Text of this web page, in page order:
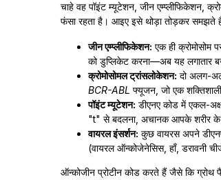
चाहे वह पॉइंट म्यूटेशन, जीन एम्प्लीफिकेशन,
फंसा रहता है। आइए इसे थोड़ा तोड़कर समझते
जीन एम्प्लीफिकेशन: एक ही क्रोमोसोम
को डुप्लिकेट करना—अब यह लगातार
क्रोमोसोमल ट्रांसलोकेशन: दो अलग-
BCR-ABL फ्यूजन, जो एक शक्तिशाली
पॉइंट म्यूटेशन: डीएनए कोड में एकल-
"t" से बदलना, अचानक आपके शरीर के
वायरल इंसर्शन: कुछ वायरस अपने
(वायरल ऑन्कोजेनेसिस, हाँ, डरावनी
ऑन्कोजीन प्रोटीन कोड करते हैं जैसे कि ग्रोथ